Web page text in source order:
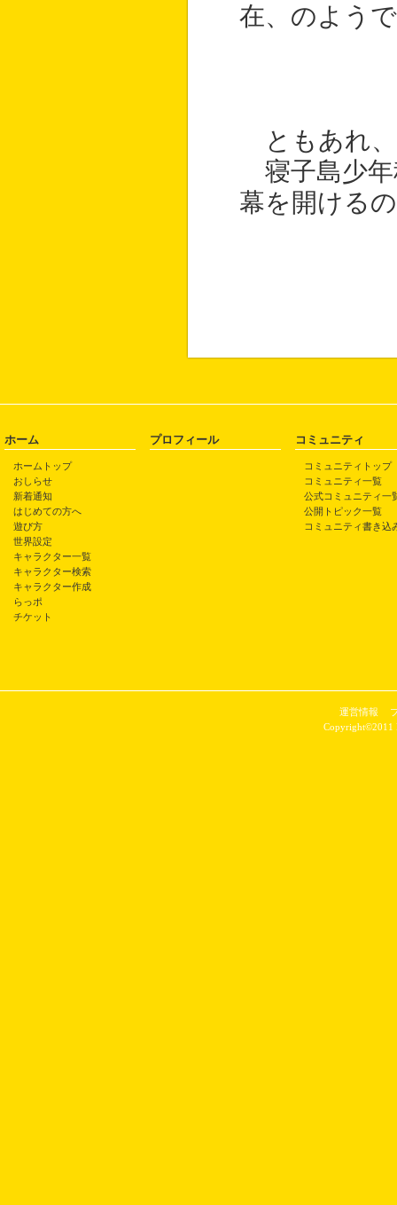
在、のよう
ともあれ
寝子島少
幕を開ける
ホーム
ホームトップ
おしらせ
新着通知
はじめての方へ
遊び方
世界設定
キャラクター一覧
キャラクター検索
キャラクター作成
らっポ
チケット
プロフィール コミュニティ
コミュニティトップ
コミュニティ一覧
公式コミュニティ一
公開トピック一覧
コミュニティ書き込
運営情報
Copyright©2011